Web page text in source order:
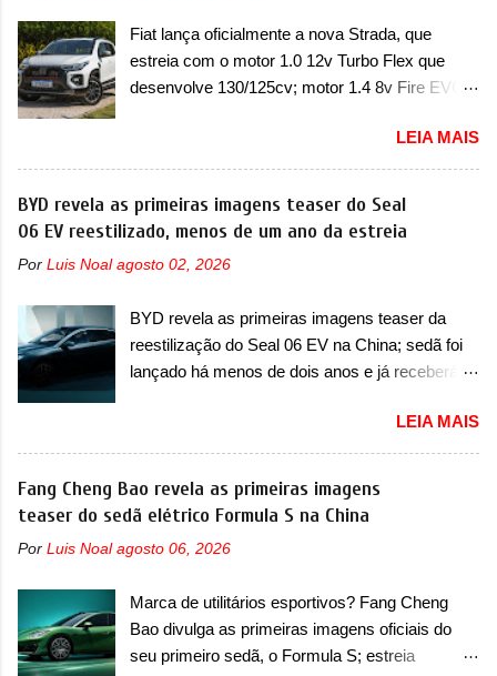
poderá causar a perda de força motriz,
requerendo a atualização do software do
modulo de...
ganhava uma nova geração feita do zero,
apelidada de "Bolinha" por suas formas
arredondadas. Além do Gol, outro Volkswagen
versão hatchback do Logus que chegava
depois de um ano de atraso. A invasão de 1994
foi marcava pelos franceses, alemães,
japoneses e coreanos que chegaram
arrancando corações em nosso mercado. Os
vendas em 1994 foram o Renault R19 que
vinha em 3 versões de carroceria, sendo duas
do hatch e o sedan, a famosa Kia Besta, o Vol...
Fiat lança oficialmente a nova Strada, que
estreia com o motor 1.0 12v Turbo Flex que
desenvolve 130/125cv; motor 1.4 8v Fire EVO
oficialmente a nova Strada, que aparece com
mudanças visuais e com uma nova opção de
motor. Depois da picape compacta receber o
câmbio automático CVT no ano passado, a Fiat
motor 1.0 12v Turbo Flex, conhecido como
Strada soube ser mutável com avanços
importantes que a concorrência nunca
conseguiu acompanhar e agora ela abre uma
T200, que estreou nos irmãos Pulse e
Fastback. "A Fiat Strada é mais do que uma
picape, é uma verdadeira revolução no
mercado automotivo. Há alguns anos era
improvável pensar que uma picape chagaria ao
Strada fez. Mais do que isso: ela é a prova viva
que time que está ganhando se mexe sim. Ao
longo da sua história, ela...
LEIA MAIS
BYD revela as primeiras imagens teaser do Seal
06 EV reestilizado, menos de um ano da estreia
Por Luis Noal agosto 02, 2026
BYD revela as primeiras imagens teaser da
reestilização do Seal 06 EV na China; sedã foi
lançado há menos de dois anos e já receberá a
primeiras imagens teaser de uma mudança
visual para um dos seus menores sedãs
elétricos na China, pertencente à linha Ocean.
Trata-se do Seal 06 EV, lançado no segundo
O modelo agora passará a ser vendido com
que vão atualizá-los para a identidade visual
mais moderna da marca, mas ainda sem
motivos para que essa mudança já seja tão
LEIA MAIS
Fang Cheng Bao revela as primeiras imagens
teaser do sedã elétrico Formula S na China
Por Luis Noal agosto 06, 2026
Marca de utilitários esportivos? Fang Cheng
Bao divulga as primeiras imagens oficiais do
seu primeiro sedã, o Formula S; estreia